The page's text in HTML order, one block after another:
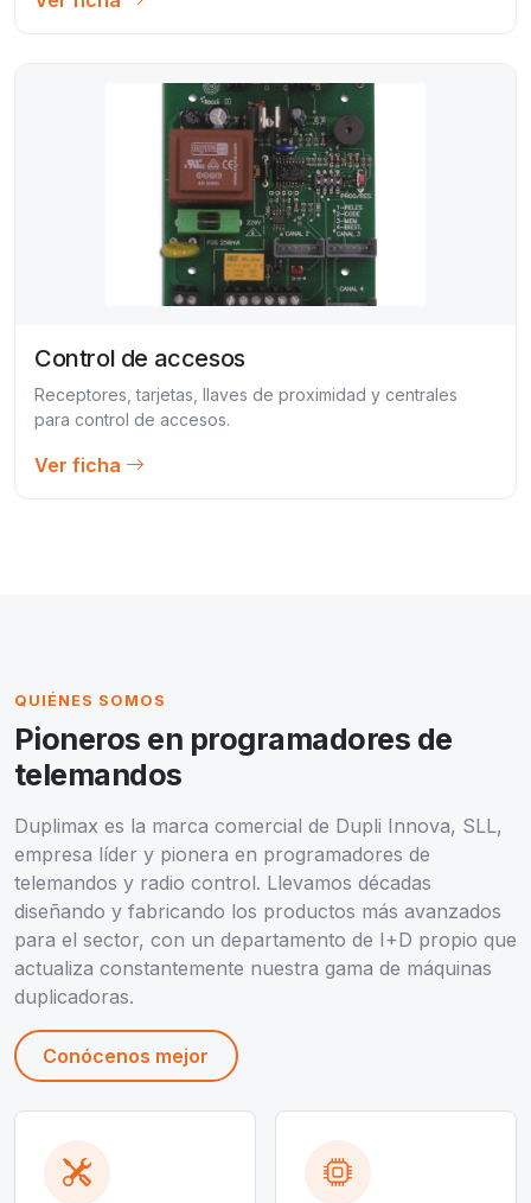
Control de accesos
Receptores, tarjetas, llaves de proximidad y centrales
para control de accesos.
Ver ficha
QUIÉNES SOMOS
Pioneros en programadores de
telemandos
Duplimax es la marca comercial de Dupli Innova, SLL,
empresa líder y pionera en programadores de
telemandos y radio control. Llevamos décadas
diseñando y fabricando los productos más avanzados
para el sector, con un departamento de I+D propio que
actualiza constantemente nuestra gama de máquinas
duplicadoras.
Conócenos mejor